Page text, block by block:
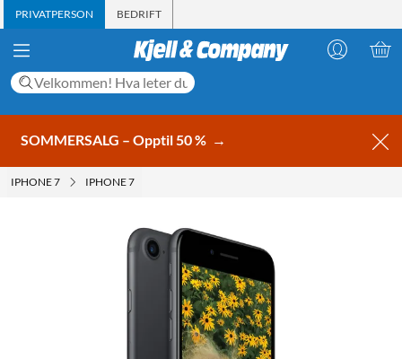
PRIVATPERSON BEDRIFT
SOMMERSALG – Opptil 50 % →
IPHONE 7 IPHONE 7